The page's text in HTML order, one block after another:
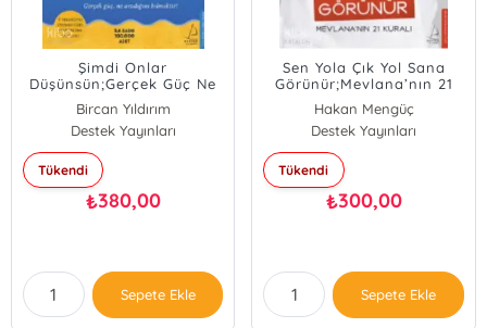
Şimdi Onlar
Düşünsün;Gerçek Güç Ne
Aradığını Bilmektir!
Bircan Yıldırım
Destek Yayınları
Tükendi
₺380,00
Sepete Ekle
Sen Yola Çık Yol Sana
Görünür;Mevlana’nın 21
Hakan Mengüç
Destek Yayınları
Tükendi
₺300,00
Sepete Ekle